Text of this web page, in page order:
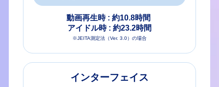
動画再生時 : 約10.8時間
アイドル時 : 約23.2時間
※JEITA測定法（Ver. 3.0）の場合
インターフェイス